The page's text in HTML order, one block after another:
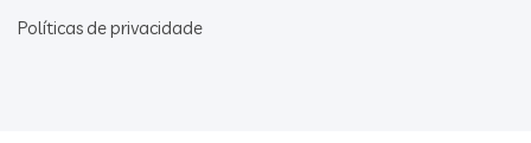
Políticas de privacidade